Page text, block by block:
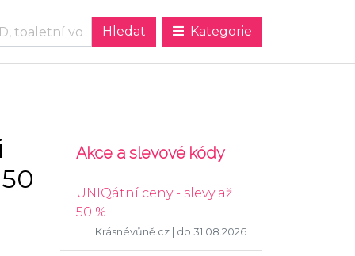
Kategorie
Akce a slevové kódy
UNIQátní ceny - slevy až
50 %
Krásnévůně.cz | do 31.08.2026